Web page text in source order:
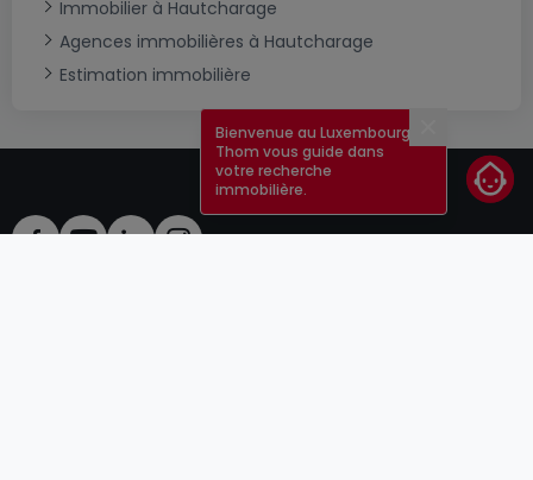
Immobilier à Hautcharage
Agences immobilières à Hautcharage
Estimation immobilière
Bienvenue au Luxembourg !
Thom vous guide dans
votre recherche
immobilière.